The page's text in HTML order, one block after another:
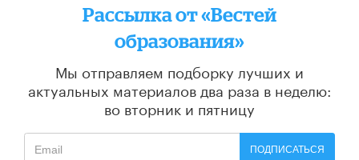
Рассылка от «Вестей
образования»
Мы отправляем подборку лучших и
актуальных материалов два раза в неделю:
во вторник и пятницу
ПОДПИСАТЬСЯ